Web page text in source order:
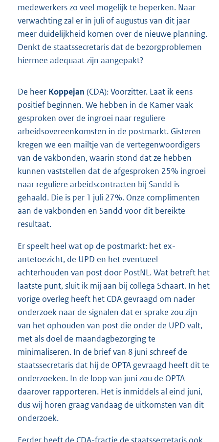
medewerkers zo veel mogelijk te beperken. Naar
verwachting zal er in juli of augustus van dit jaar
meer duidelijkheid komen over de nieuwe planning.
Denkt de staatssecretaris dat de bezorgproblemen
hiermee adequaat zijn aangepakt?
De heer Koppejan (CDA): Voorzitter. Laat ik eens
positief beginnen. We hebben in de Kamer vaak
gesproken over de ingroei naar reguliere
arbeidsovereenkomsten in de postmarkt. Gisteren
kregen we een mailtje van de vertegenwoordigers
van de vakbonden, waarin stond dat ze hebben
kunnen vaststellen dat de afgesproken 25% ingroei
naar reguliere arbeidscontracten bij Sandd is
gehaald. Die is per 1 juli 27%. Onze complimenten
aan de vakbonden en Sandd voor dit bereikte
resultaat.
Er speelt heel wat op de postmarkt: het ex-
antetoezicht, de UPD en het eventueel
achterhouden van post door PostNL. Wat betreft het
laatste punt, sluit ik mij aan bij collega Schaart. In het
vorige overleg heeft het CDA gevraagd om nader
onderzoek naar de signalen dat er sprake zou zijn
van het ophouden van post die onder de UPD valt,
met als doel de maandagbezorging te
minimaliseren. In de brief van 8 juni schreef de
staatssecretaris dat hij de OPTA gevraagd heeft dit te
onderzoeken. In de loop van juni zou de OPTA
daarover rapporteren. Het is inmiddels al eind juni,
dus wij horen graag vandaag de uitkomsten van dit
onderzoek.